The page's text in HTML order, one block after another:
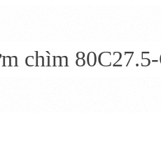
chìm